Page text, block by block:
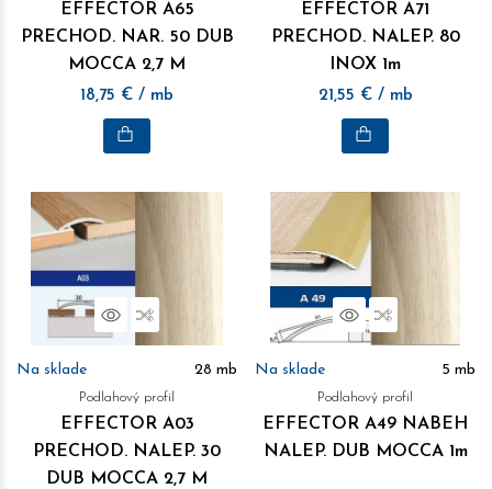
EFFECTOR A65
PRECHOD. NAR. 50 DUB
MOCCA 2,7 M
18,75 € / mb
EFFECTOR A71
PRECHOD. NALEP. 80
INOX 1m
21,55 € / mb
NáhľadPorovnať
Na sklade 28 mb
Podlahový profil
EFFECTOR A03
PRECHOD. NALEP. 30
DUB MOCCA 2,7 M
NáhľadPorovnať
Na sklade 5 mb
Podlahový profil
EFFECTOR A49 NABEH
NALEP. DUB MOCCA 1m